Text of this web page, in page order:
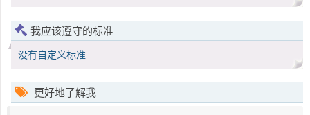
我应该遵守的标准
没有自定义标准
更好地了解我